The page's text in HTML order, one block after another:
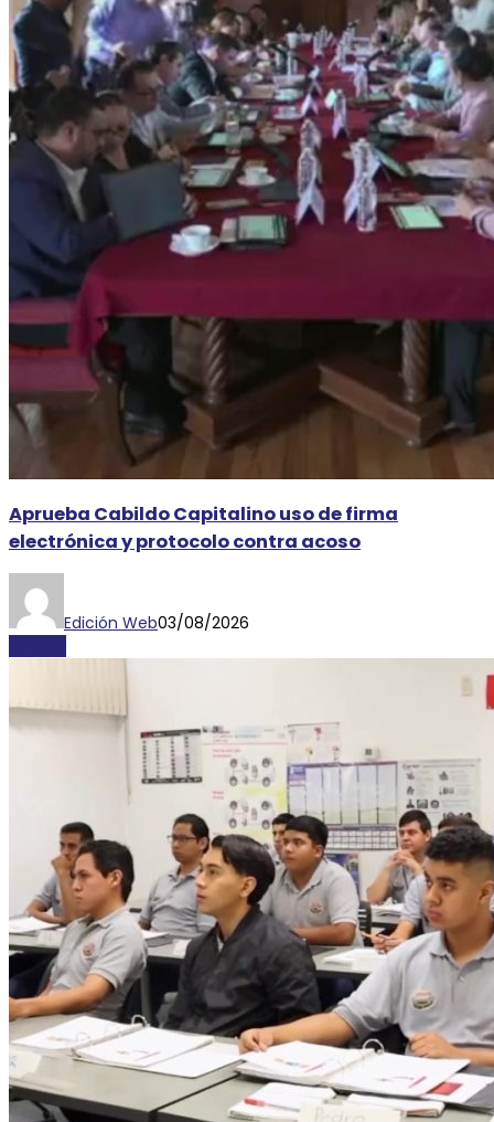
Aprueba Cabildo Capitalino uso de firma
electrónica y protocolo contra acoso
Edición Web03/08/2026